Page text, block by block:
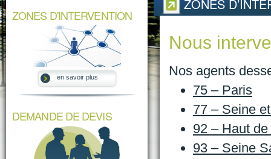
ZONES
Nous
Nos agents
75 – Paris
77 – Seine
92 – Haut
93 – Seine
ZONES D'INTERVENTION
en savoir plus
DEMANDE DE DEVIS